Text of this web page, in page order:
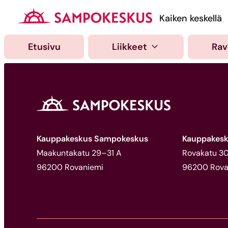
sisältöön
Kauppakeskus
Kaiken keskellä
Etusivu Liikkeet
Kauppakeskus Sampokeskus
Maakuntakatu 29–31 A
96200 Rovaniemi
Rovakatu
96200